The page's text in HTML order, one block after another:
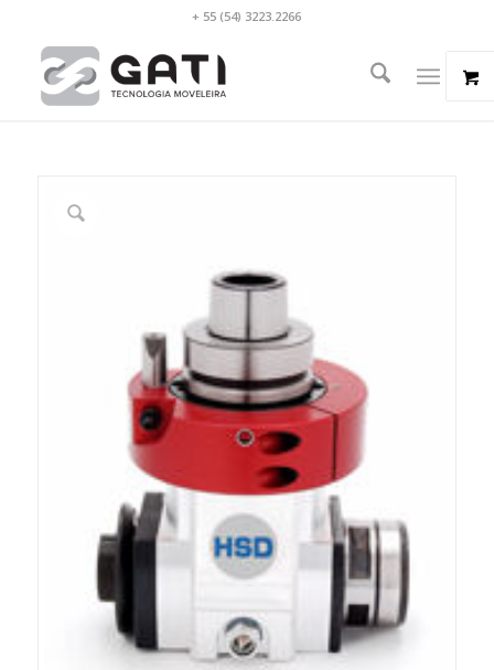
+ 55 (54) 3223.2266